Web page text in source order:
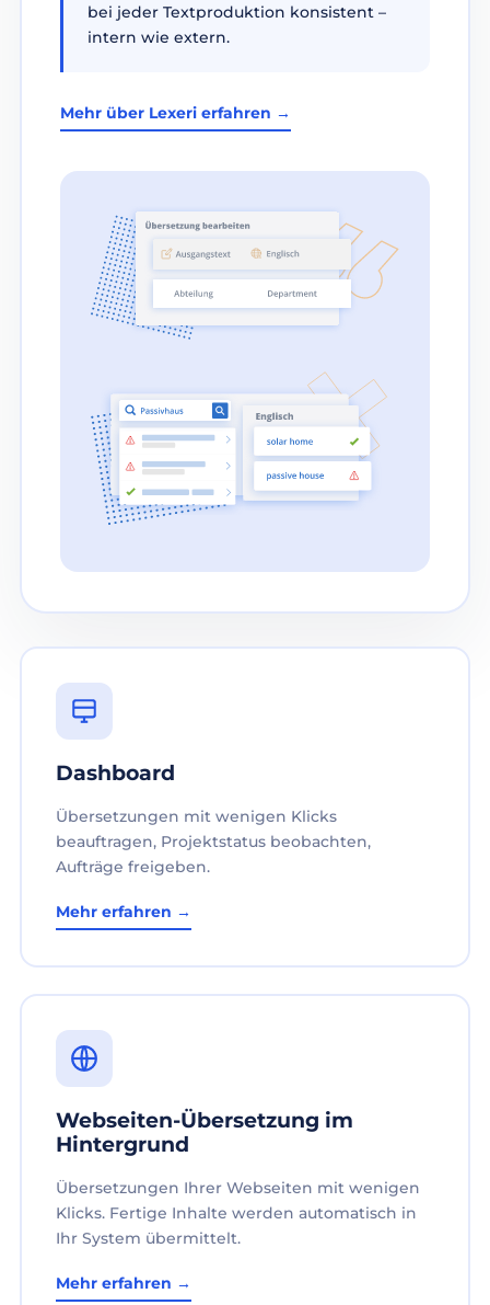
bei jeder Textproduktion konsistent –
intern wie extern.
Mehr über Lexeri erfahren →
Dashboard
Übersetzungen mit wenigen Klicks
beauftragen, Projektstatus beobachten,
Aufträge freigeben.
Mehr erfahren →
Webseiten-Übersetzung im
Hintergrund
Übersetzungen Ihrer Webseiten mit wenigen
Klicks. Fertige Inhalte werden automatisch in
Ihr System übermittelt.
Mehr erfahren →